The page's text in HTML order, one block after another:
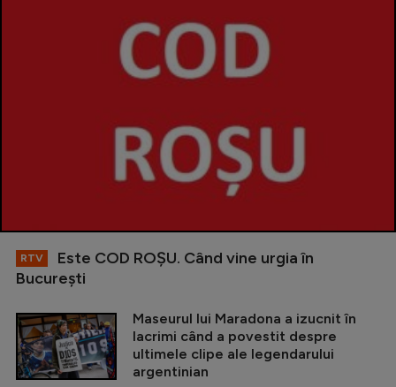
RTV
Este COD ROŞU. Când vine urgia în
Bucureşti
Maseurul lui Maradona a izucnit în
lacrimi când a povestit despre
ultimele clipe ale legendarului
argentinian